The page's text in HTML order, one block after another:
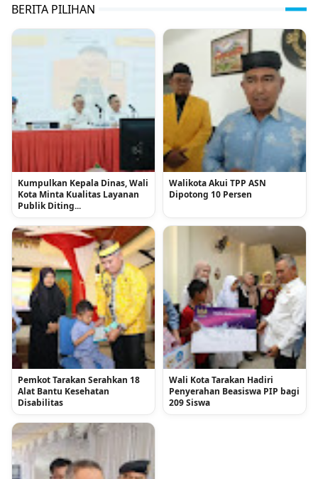
BERITA PILIHAN
Kumpulkan Kepala Dinas, Wali
Kota Minta Kualitas Layanan
Publik Diting...
Walikota Akui TPP ASN
Dipotong 10 Persen
Pemkot Tarakan Serahkan 18
Alat Bantu Kesehatan
Disabilitas
Wali Kota Tarakan Hadiri
Penyerahan Beasiswa PIP bagi
209 Siswa